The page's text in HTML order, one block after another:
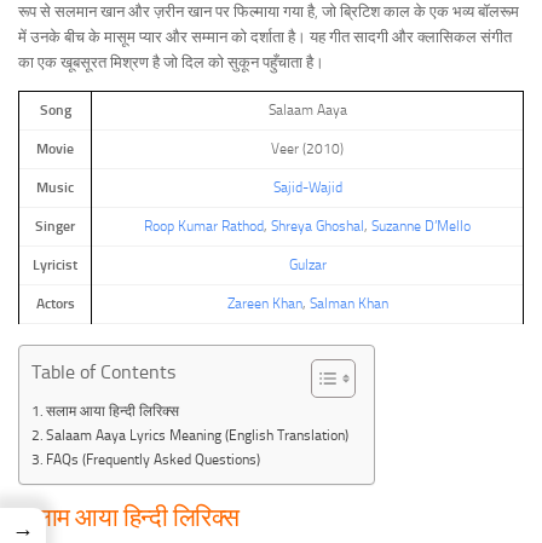
रूप से सलमान खान और ज़रीन खान पर फिल्माया गया है, जो ब्रिटिश काल के एक भव्य बॉलरूम
में उनके बीच के मासूम प्यार और सम्मान को दर्शाता है। यह गीत सादगी और क्लासिकल संगीत
का एक खूबसूरत मिश्रण है जो दिल को सुकून पहुँचाता है।
Song Salaam Aaya
Movie Veer (2010)
Music Sajid-Wajid
Singer Roop Kumar Rathod, Shreya Ghoshal, Suzanne D’Mello
Lyricist Gulzar
Actors Zareen Khan, Salman Khan
Table of Contents
सलाम आया हिन्दी लिरिक्स
Salaam Aaya Lyrics Meaning (English Translation)
FAQs (Frequently Asked Questions)
सलाम आया हिन्दी लिरिक्स
→